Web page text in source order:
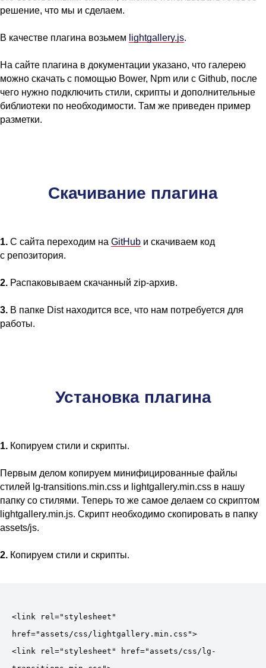
решение, что мы и сделаем.
В качестве плагина возьмем lightgallery.js.
На сайте плагина в документации указано, что галерею
можно скачать с помощью Bower, Npm или с Github, после
чего нужно подключить стили, скрипты и дополнительные
библиотеки по необходимости. Там же приведен пример
разметки.
Скачивание плагина
1. С сайта переходим на GitHub и скачиваем код
с репозитория.
2. Распаковываем скачанный zip-архив.
3. В папке Dist находится все, что нам потребуется для
работы.
Установка плагина
1. Копируем стили и скрипты.
Первым делом копируем минифицированные файлы
стилей lg-transitions.min.css и lightgallery.min.css в нашу
папку со стилями. Теперь то же самое делаем со скриптом
lightgallery.min.js. Скрипт необходимо скопировать в папку
assets/js.
2. Копируем стили и скрипты.
<link rel="stylesheet"
href="assets/css/lightgallery.min.css">
<link rel="stylesheet" href="assets/css/lg-